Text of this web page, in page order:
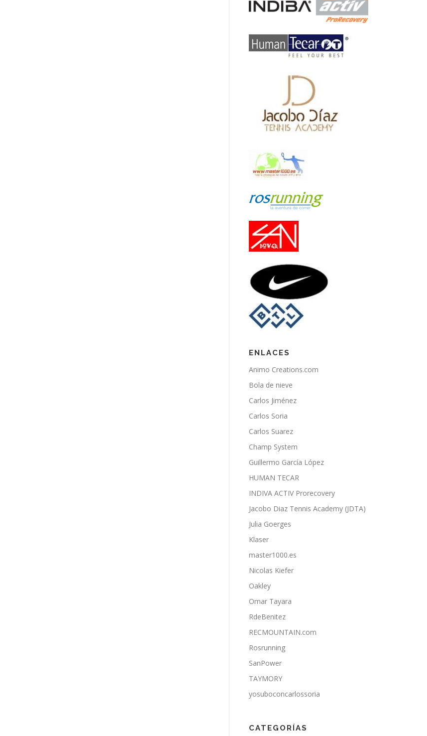
ENLACES
Animo Creations.com
Bola de nieve
Carlos Jiménez
Carlos Soria
Carlos Suarez
Champ System
Guillermo García López
HUMAN TECAR
INDIVA ACTIV Prorecovery
Jacobo Diaz Tennis Academy (JDTA)
Julia Goerges
Klaser
master1000.es
Nicolas Kiefer
Oakley
Omar Tayara
RdeBenitez
RECMOUNTAIN.com
Rosrunning
SanPower
TAYMORY
yosuboconcarlossoria
CATEGORÍAS